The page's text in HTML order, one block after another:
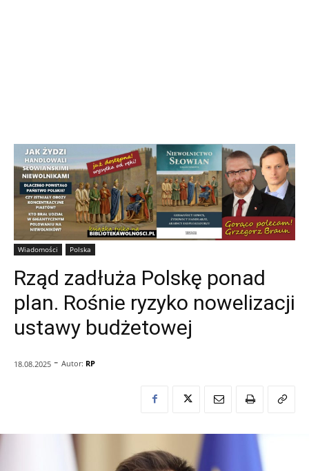
Wiadomości Polska
Rząd zadłuża Polskę ponad
plan. Rośnie ryzyko nowelizacji
ustawy budżetowej
18.08.2025 - Autor: RP